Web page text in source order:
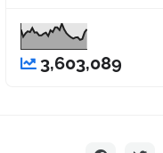
3,603,089